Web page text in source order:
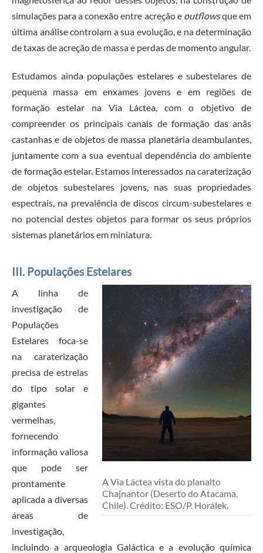
simulações para a conexão entre acreção e outflowsque em
última análise controlam a sua evolução, e na determinação
de taxas de acreção de massa e perdas de momento angular.
Estudamos ainda populações estelares e subestelares de
pequena massa em enxames jovens e em regiões de
formação estelar na Via Láctea, com o objetivo de
compreender os principais canais de formação das anãs
castanhas e de objetos de massa planetária deambulantes,
juntamente com a sua eventual dependência do ambiente
de formação estelar. Estamos interessados na caraterização
de objetos subestelares jovens, nas suas propriedades
espectrais, na prevalência de discos circum-subestelares e
no potencial destes objetos para formar os seus próprios
sistemas planetários em miniatura.
III. Populações Estelares
A Via Láctea vista do planalto
Chajnantor (Deserto do Atacama,
Chile). Crédito: ESO/P. Horálek.
A linha de
investigação de
Populações
Estelares foca-se
na caraterização
precisa de estrelas
do tipo solar e
gigantes
vermelhas,
fornecendo
informação valiosa
que pode ser
prontamente
aplicada a diversas
áreas de
investigação,
incluindo a arqueologia Galáctica e a evolução química